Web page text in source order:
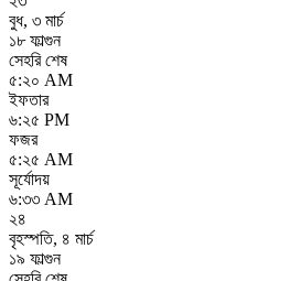
বুধ, ৩ মার্চ
১৮ ফাল্গুন
সেহরি শেষ
৫:২০ AM
ইফতার
৬:২৫ PM
ফজর
৫:২৫ AM
সূর্যোদয়
৬:৩৩ AM
২৪
বৃহস্পতি, ৪ মার্চ
১৯ ফাল্গুন